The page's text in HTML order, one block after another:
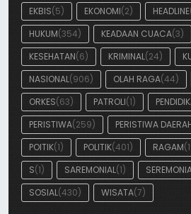
EKBIS(5) EKONOMI(2) HEADLINE
HUKUM(354) KEADAAN CUACA(3)
KESEHATAN(6) KRIMINAL(24)
NASIONAL(906) OLAH RAGA(44)
ORKES(63) PATROLI(1)
PERISTIWA(259) PERISTIWA
POITIK(1) POLITIK(401) RAGAM
S(1) SAREMONIAL(1)
SOSIAL(430) WISATA(7)